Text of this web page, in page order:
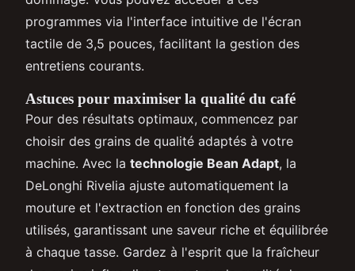
programmes via l'interface intuitive de l'écran
tactile de 3,5 pouces, facilitant la gestion des
entretiens courants.
Astuces pour maximiser la qualité du café
Pour des résultats optimaux, commencez par
choisir des grains de qualité adaptés à votre
machine. Avec la technologie Bean Adapt, la
DeLonghi Rivelia ajuste automatiquement la
mouture et l'extraction en fonction des grains
utilisés, garantissant une saveur riche et équilibrée
à chaque tasse. Gardez à l'esprit que la fraîcheur